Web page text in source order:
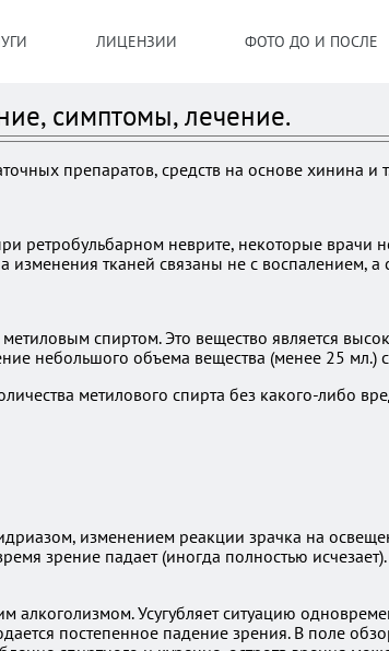
ЛИЦЕНЗИИ ФОТО ДО И ПОСЛЕ
симптомы, лечение.
препаратов, средств на основе хинина и
ретробульбарном неврите, некоторые
изменения тканей связаны не с воспалением, а
спиртом. Это вещество является
небольшого объема вещества (менее 25 мл.)
метилового спирта без какого-либо
изменением реакции зрачка на
зрение падает (иногда полностью
Усугубляет ситуацию
постепенное падение зрения. В поле